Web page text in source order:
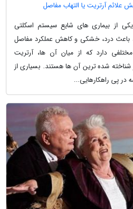
علائم آرتریت یا التهاب مفاصل
از بیماری های شایع سیستم اسکلتی
باعث درد، خشکی و کاهش عملکرد مفاصل
دارد که از میان آن ها، آرتریت
شناخته شده ترین آن ها هستند. بسیاری از
در پی راهکارهایی...